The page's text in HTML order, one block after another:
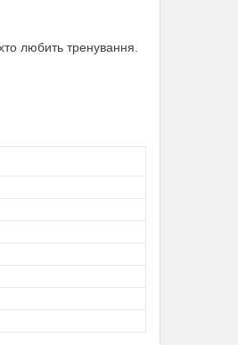
любить тренування.